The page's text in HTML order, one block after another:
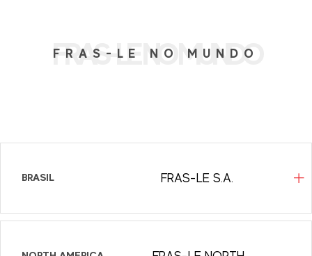
FRAS-LE NO MUNDO
FRAS-LE NO MUNDO
BRASIL FRAS-LE S.A.